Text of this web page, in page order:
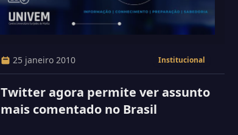
25 janeiro 2010 Institucional
Twitter agora permite ver assunto
mais comentado no Brasil